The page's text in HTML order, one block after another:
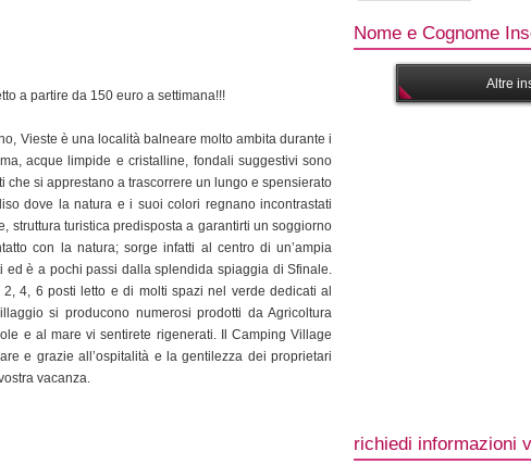
a partire da 150 euro a settimana!!!
Vieste è una località balneare molto ambita durante i
acque limpide e cristalline, fondali suggestivi sono
che si apprestano a trascorrere un lungo e spensierato
dove la natura e i suoi colori regnano incontrastati
struttura turistica predisposta a garantirti un soggiorno
con la natura; sorge infatti al centro di un’ampia
ed è a pochi passi dalla splendida spiaggia di Sfinale.
4, 6 posti letto e di molti spazi nel verde dedicati al
si producono numerosi prodotti da Agricoltura
e al mare vi sentirete rigenerati. Il Camping Village
e grazie all’ospitalità e la gentilezza dei proprietari
vacanza.
Nome e Cognome
Altre
richiedi informazioni